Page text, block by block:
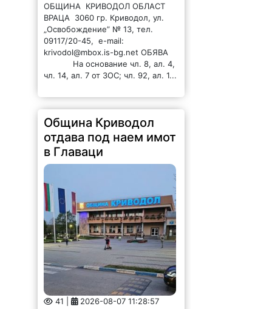
ОБЩИНА КРИВОДОЛ ОБЛАСТ
ВРАЦА 3060 гр. Криводол, ул.
„Освобождение” № 13, тел.
09117/20-45, e-mail:
krivodol@mbox.is-bg.net ОБЯВА
На основание чл. 8, ал. 4,
чл. 14, ал. 7 от ЗОС; чл. 92, ал. 1...
Община Криводол
отдава под наем имот
в Главаци
41 | 2026-08-07 11:28:57